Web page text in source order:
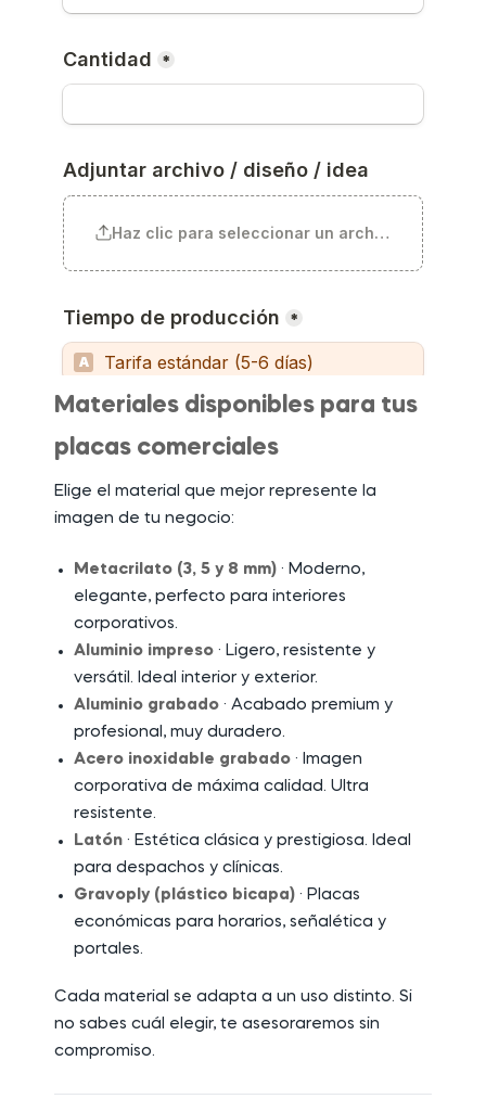
Materiales disponibles para tus
placas comerciales
Elige el material que mejor represente la
imagen de tu negocio:
Metacrilato (3, 5 y 8 mm) · Moderno,
elegante, perfecto para interiores
corporativos.
Aluminio impreso · Ligero, resistente y
versátil. Ideal interior y exterior.
Aluminio grabado · Acabado premium y
profesional, muy duradero.
Acero inoxidable grabado · Imagen
corporativa de máxima calidad. Ultra
resistente.
Latón · Estética clásica y prestigiosa. Ideal
para despachos y clínicas.
Gravoply (plástico bicapa) · Placas
económicas para horarios, señalética y
portales.
Cada material se adapta a un uso distinto. Si
no sabes cuál elegir, te asesoraremos sin
compromiso.